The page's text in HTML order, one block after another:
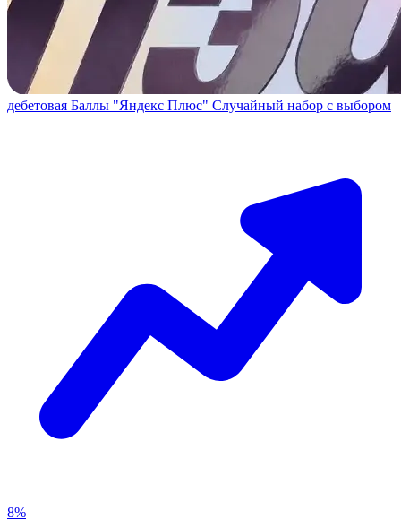
дебетовая Баллы "Яндекс Плюс" Случайный набор с выбором
8%